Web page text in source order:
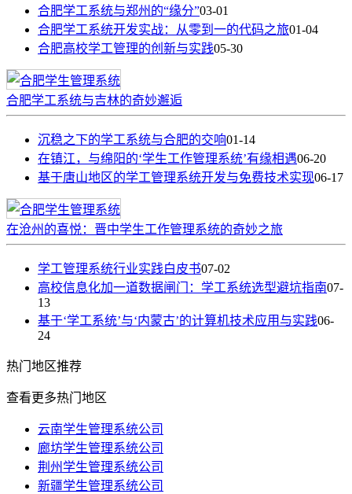
合肥学工系统与郑州的“缘分”03-01
合肥学工系统开发实战：从零到一的代码之旅01-04
合肥高校学工管理的创新与实践05-30
合肥学工系统与吉林的奇妙邂逅
沉稳之下的学工系统与合肥的交响01-14
在镇江，与绵阳的‘学生工作管理系统’有缘相遇06-20
基于唐山地区的学工管理系统开发与免费技术实现06-17
在沧州的喜悦：晋中学生工作管理系统的奇妙之旅
学工管理系统行业实践白皮书07-02
高校信息化加一道数据闸门：学工系统选型避坑指南07-
13
基于‘学工系统’与‘内蒙古’的计算机技术应用与实践06-
24
热门 地区推荐
查看更多热门地区
云南学生管理系统公司
廊坊学生管理系统公司
荆州学生管理系统公司
新疆学生管理系统公司